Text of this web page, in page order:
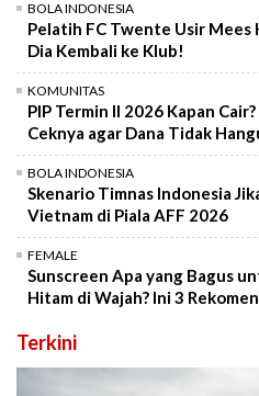
BOLA INDONESIA
Pelatih FC Twente Usir Mees
Dia Kembali ke Klub!
KOMUNITAS
PIP Termin II 2026 Kapan
Ceknya agar Dana Tidak
BOLA INDONESIA
Skenario Timnas Indonesia
Vietnam di Piala AFF 2026
FEMALE
Sunscreen Apa yang Bagus
Hitam di Wajah? Ini 3
Terkini